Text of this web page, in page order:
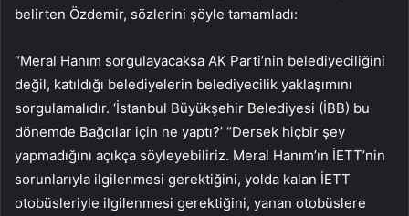
belirten Özdemir, sözlerini şöyle tamamladı:
“Meral Hanım sorgulayacaksa AK Parti’nin belediyeciliğini
değil, katıldığı belediyelerin belediyecilik yaklaşımını
sorgulamalıdır. ‘İstanbul Büyükşehir Belediyesi (İBB) bu
dönemde Bağcılar için ne yaptı?’ “Dersek hiçbir şey
yapmadığını açıkça söyleyebiliriz. Meral Hanım’ın İETT’nin
sorunlarıyla ilgilenmesi gerektiğini, yolda kalan İETT
otobüsleriyle ilgilenmesi gerektiğini, yanan otobüslere